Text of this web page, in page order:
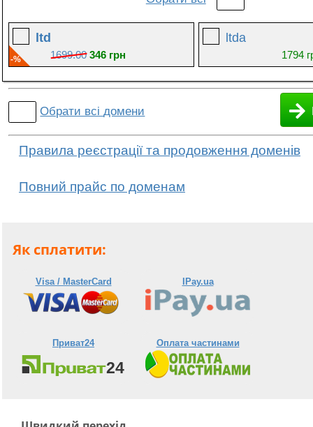
-%
ltd
1699.00 346 грн
ltda
1794
Обрати всідомени
Правила реєстрації та продовження доменів
Повний прайс по доменам
Як сплатити:
Visa / MasterCard IPay.ua
Приват24 Оплата частинами